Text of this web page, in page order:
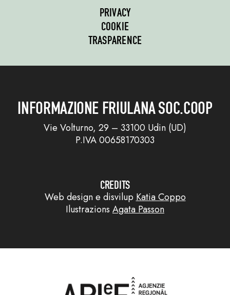
PRIVACY
COOKIE
TRASPARENCE
INFORMAZIONE FRIULANA SOC.COOP
Vie Volturno, 29 – 33100 Udin (UD)
P.IVA 00658170303
CREDITS
Web design e disvilup Katia Coppo
Ilustrazions Agata Passon